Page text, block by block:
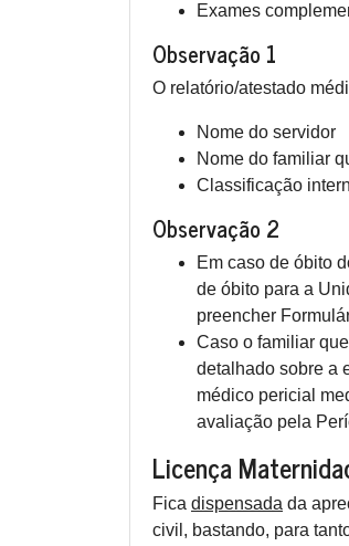
Exames
Observação 1
O relatório/atestado
Nome do servidor
Nome do familiar
Classificação
Observação 2
Em caso de óbito
de óbito para a
preencher
Caso o familiar
detalhado sobre a
médico pericial
avaliação pela
Licença
Fica dispensada da
civil, bastando, para